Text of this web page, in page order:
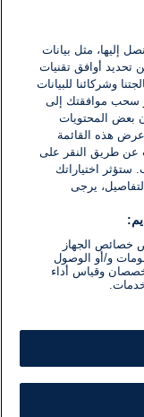
إليها، مثل بيانات
تحديد أوافق تقنيات
وشركائنا للبيانات
سحب موافقتك إلى
بعض المحتويات
عرض هذه القائمة
عن طريق النقر على
ستؤثر اختياراتك
يرجى
خصائص الجهاز
و/أو الوصول
وقياس أداء